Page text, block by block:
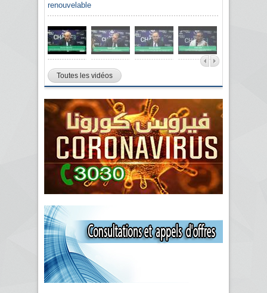
renouvelable
algérienne du patronat citoyen CAPC
Toutes les vidéos